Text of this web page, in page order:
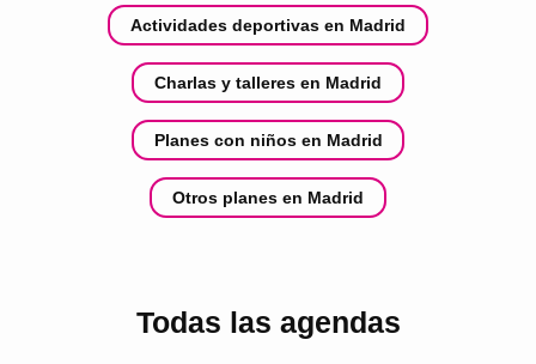
Actividades deportivas en Madrid
Charlas y talleres en Madrid
Planes con niños en Madrid
Otros planes en Madrid
Todas las agendas